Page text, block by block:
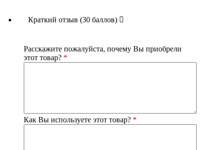
Краткий отзыв (30 баллов)
Расскажите пожалуйста, почему Вы приобрели
этот товар? *
Как Вы используете этот товар? *